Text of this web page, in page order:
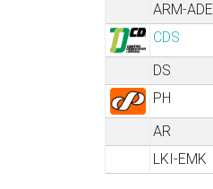
ARM-ADE
CDS
DS
PH
AR
LKI-EMK